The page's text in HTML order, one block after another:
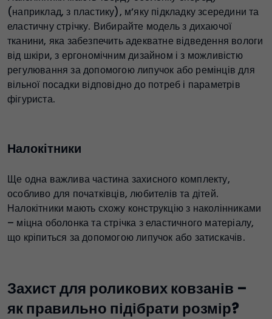
(наприклад, з пластику), м’яку підкладку зсередини та
еластичну стрічку. Вибирайте модель з дихаючої
тканини, яка забезпечить адекватне відведення вологи
від шкіри, з ергономічним дизайном і з можливістю
регулювання за допомогою липучок або ремінців для
вільної посадки відповідно до потреб і параметрів
фігуриста.
Налокітники
Ще одна важлива частина захисного комплекту,
особливо для початківців, любителів та дітей.
Налокітники мають схожу конструкцію з наколінниками
– міцна оболонка та стрічка з еластичного матеріалу,
що кріпиться за допомогою липучок або затискачів.
Захист для роликових ковзанів –
як правильно підібрати розмір?